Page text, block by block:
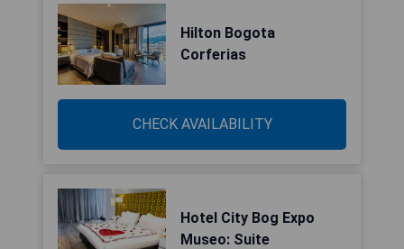
Hilton Bogota
Corferias
CHECK AVAILABILITY
Hotel City Bog Expo
Museo: Suite